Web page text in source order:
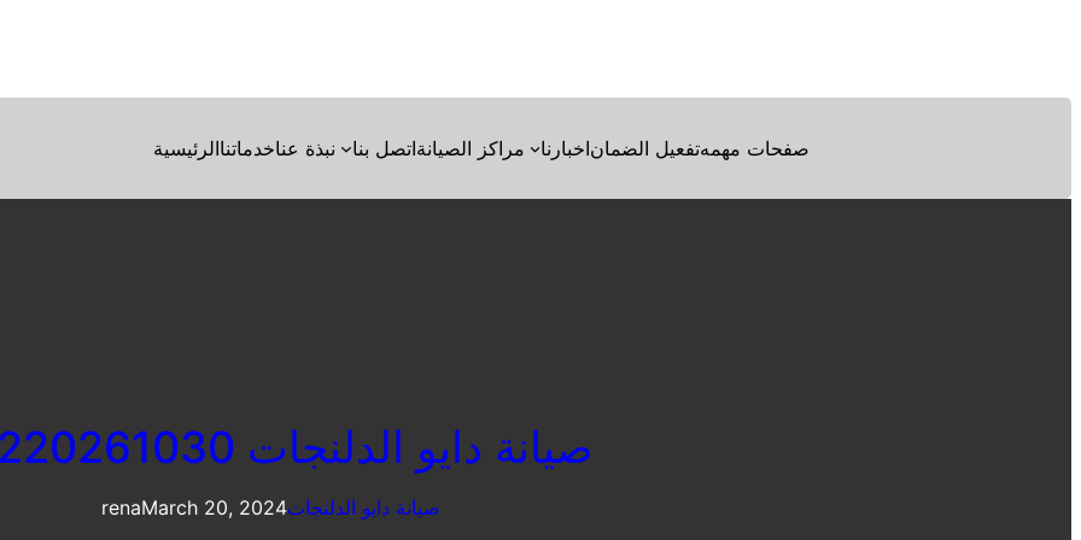
الرئيسيةخدماتنانبذة عنا اتصل بنامراكز الصيانة اخبارناتفعيل الضمانصفحات مهمه
صيانة دايو الدلنجات 01220261030
renaMarch 20, 2024صيانة دايو الدلنجات